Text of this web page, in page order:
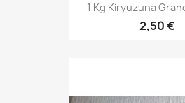
1 Kg Kiryuzuna
2,50 €